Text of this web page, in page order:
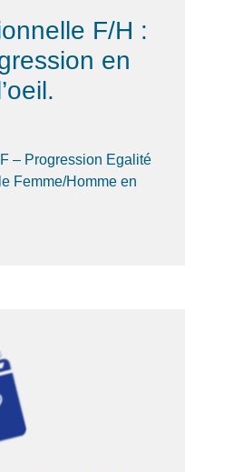
F/H :
en
– Progression Egalité
Femme/Homme en